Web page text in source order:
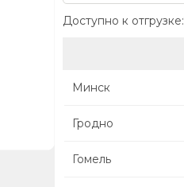
Доступно к отгрузке:
Минск
Гродно
Гомель